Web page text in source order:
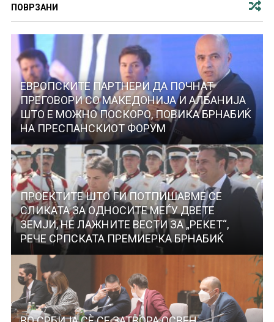
ПОВРЗАНИ
ЕВРОПСКИTE ПАРТНЕРИ ДА ПОЧНАТ
ПРЕГОВОРИ СО МАКЕДОНИЈА И АЛБАНИЈА
ШТО Е МОЖНО ПОСКОРО, ПОВИКА БРНАБИЌ
НА ПРЕСПАНСКИОТ ФОРУМ
ПРОЕКТИТЕ ШТО ГИ ПОТПИШАВМЕ СЕ
СЛИКАТА ЗА ОДНОСИТЕ МЕЃУ ДВЕТЕ
ЗЕМЈИ, НЕ ЛАЖНИТЕ ВЕСТИ ЗА „РЕКЕТ“,
РЕЧЕ СРПСКАТА ПРЕМИЕРКА БРНАБИЌ